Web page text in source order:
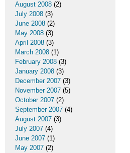
August 2008 (2)
July 2008 (3)
June 2008 (2)
May 2008 (3)
April 2008 (3)
March 2008 (1)
February 2008 (3)
January 2008 (3)
December 2007 (3)
November 2007 (5)
October 2007 (2)
September 2007 (4)
August 2007 (3)
July 2007 (4)
June 2007 (1)
May 2007 (2)